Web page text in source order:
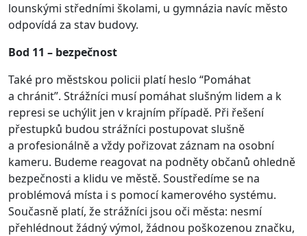
lounskými středními školami, u gymnázia navíc město
odpovídá za stav budovy.
Bod 11 – bezpečnost
Také pro městskou policii platí heslo “Pomáhat
a chránit”. Strážníci musí pomáhat slušným lidem a k
represi se uchýlit jen v krajním případě. Při řešení
přestupků budou strážníci postupovat slušně
a profesionálně a vždy pořizovat záznam na osobní
kameru. Budeme reagovat na podněty občanů ohledně
bezpečnosti a klidu ve městě. Soustředíme se na
problémová místa i s pomocí kamerového systému.
Současně platí, že strážníci jsou oči města: nesmí
přehlédnout žádný výmol, žádnou poškozenou značku,